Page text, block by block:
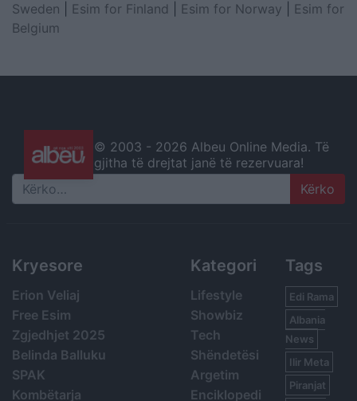
Sweden
Esim for Finland Esim for Norway
Esim for
Belgium
© 2003 - 2026 Albeu Online Media. Të
gjitha të drejtat janë të rezervuara!
Search
Kryesore
Erion Veliaj
Free Esim
Zgjedhjet 2025
Belinda Balluku
SPAK
Kombëtarja
Kategori
Lifestyle
Showbiz
Tech
Shëndetësi
Argetim
Enciklopedi
Tags
Edi Rama
Albania
News
Ilir Meta
Piranjat